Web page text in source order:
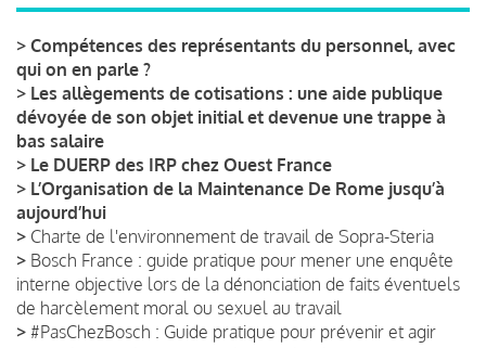
> Compétences des représentants du personnel, avec
qui on en parle ?
> Les allègements de cotisations : une aide publique
dévoyée de son objet initial et devenue une trappe à
bas salaire
> Le DUERP des IRP chez Ouest France
> L’Organisation de la Maintenance De Rome jusqu’à
aujourd’hui
> Charte de l'environnement de travail de Sopra-Steria
> Bosch France : guide pratique pour mener une enquête
interne objective lors de la dénonciation de faits éventuels
de harcèlement moral ou sexuel au travail
> #PasChezBosch : Guide pratique pour prévenir et agir